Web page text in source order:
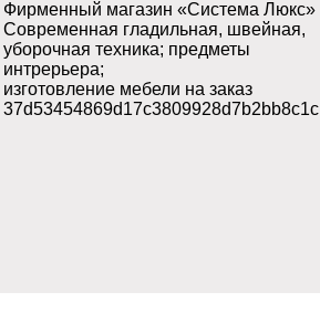
Фирменный магазин «Система Люкс»
Современная гладильная, швейная,
уборочная техника; предметы
интрерьера;
изготовление мебели на заказ
37d53454869d17c3809928d7b2bb8c1c